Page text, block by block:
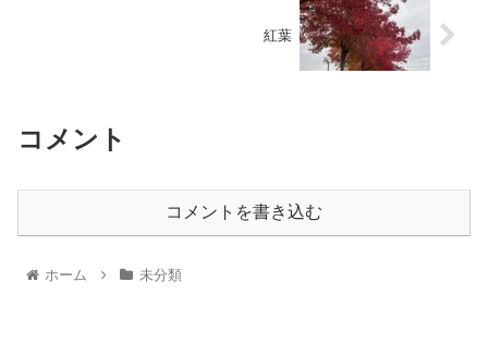
紅葉
コメント
コメントを書き込む
ホーム 未分類